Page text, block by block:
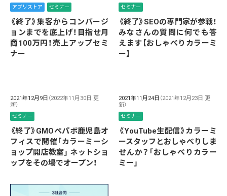
アプリストア セミナー
《終了》集客からコンバージ
ョンまでを底上げ！目指せ月
商100万円！売上アップセミ
ナー
セミナー
《終了》SEOの専門家が参戦！
みなさんの質問に何でも答
えます【おしゃべりカラーミ
ー】
2021年12月9日 （2022年11月30日 更
新）
セミナー
《終了》GMOペパボ鹿児島オ
フィスで開催「カラーミーシ
ョップ開店教室」 ネットショ
ップをその場でオープン！
2021年11月24日 （2021年12月23日 更
新）
セミナー
《YouTube生配信》カラーミ
ースタッフとおしゃべりしま
せんか？「おしゃべりカラー
ミー」